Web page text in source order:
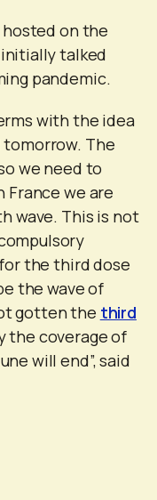
on the
initially talked
pandemic.
with the idea
The
we need to
France we are
wave. This is not
the third dose
the wave of
gotten the third
the coverage of
will end”, said